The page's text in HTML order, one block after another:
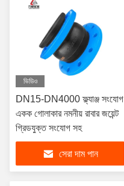
ভিডিও
DN15-DN4000 ফ্ল্যাঞ্জ সংযোগ
একক গোলাকার নমনীয় রাবার জয়েন্ট
গ্রিডযুক্ত সংযোগ সহ
সেরা দাম পান